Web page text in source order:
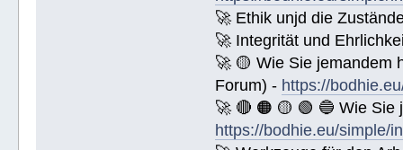
🚀 Ethik unjd die
🚀 Integrität und
🚀 🟡 Wie Sie jemandem
Forum) - https://
🚀 🔴 🟠 🟡 🟢 🔵 Wie Sie
https://bodhie.eu/simple/